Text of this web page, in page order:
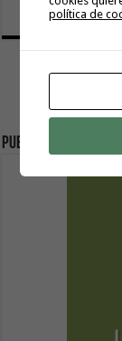
Publicidad
política de